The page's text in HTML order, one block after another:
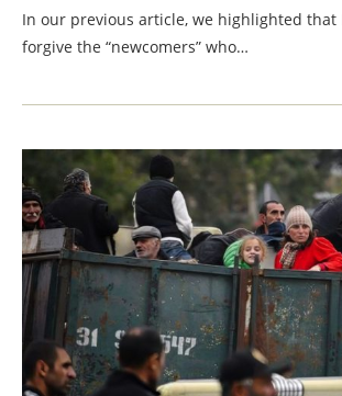
In our previous article, we highlighted that
forgive the “newcomers” who…